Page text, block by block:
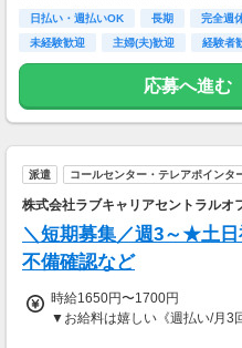
※月収例を保証するものではあ
日払い・週払いOK 長期 完全週
未経験歓迎
主婦(夫)歓迎 経験者
応募へ進む
派遣 コールセンター・テレアポインタ
株式会社ラブキャリアセントラルオ
＼短期募集／週3～★土
不備確認など
時給1650円〜1700円
▼お給料は嬉しい《週払い/月3